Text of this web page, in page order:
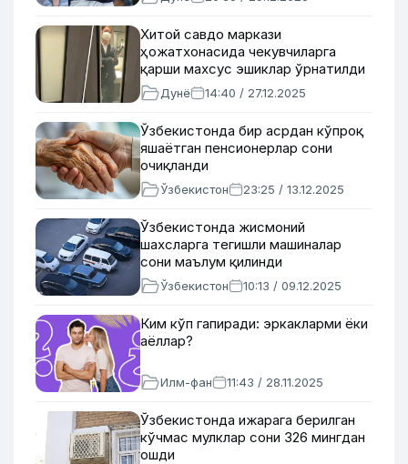
Хитой савдо маркази
ҳожатхонасида чекувчиларга
қарши махсус эшиклар ўрнатилди
Дунё 14:40 / 27.12.2025
Ўзбекистонда бир асрдан кўпроқ
яшаётган пенсионерлар сони
очиқланди
Ўзбекистон 23:25 / 13.12.2025
Ўзбекистонда жисмоний
шахсларга тегишли машиналар
сони маълум қилинди
Ўзбекистон 10:13 / 09.12.2025
Ким кўп гапиради: эркакларми ёки
аёллар?
Илм-фан 11:43 / 28.11.2025
Ўзбекистонда ижарага берилган
кўчмас мулклар сони 326 мингдан
ошди